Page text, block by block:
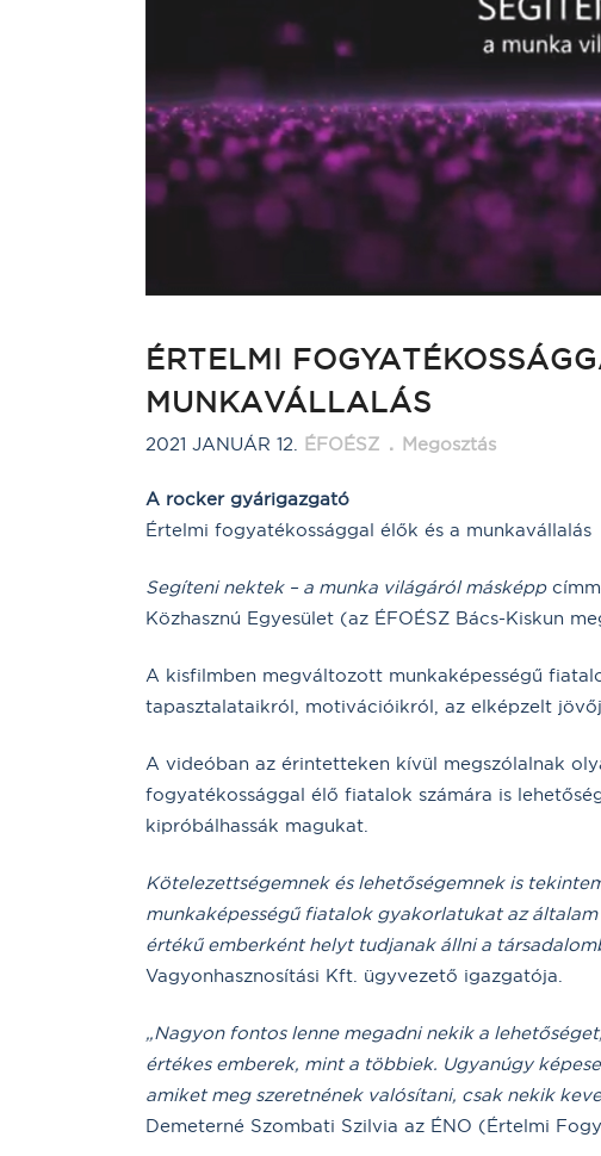
ÉRTELMI
MUNKAVÁLLALÁS
2021 JANUÁR 12. ÉFOÉSZ Megosztás
A rocker gyárigazgató
Értelmi fogyatékossággal élők és a munkavállalás
Segíteni nektek – a munka világáról másképp
Közhasznú Egyesület (az ÉFOÉSZ Bács-Kiskun
A kisfilmben megváltozott munkaképességű
tapasztalataikról, motivációikról, az elképzelt
A videóban az érintetteken kívül megszólalnak
fogyatékossággal élő fiatalok számára is
kipróbálhassák magukat.
Kötelezettségemnek és lehetőségemnek is
munkaképességű fiatalok gyakorlatukat az
értékű emberként helyt tudjanak állni a
Vagyonhasznosítási Kft. ügyvezető igazgatója.
„Nagyon fontos lenne megadni nekik a
értékes emberek, mint a többiek. Ugyanúgy
amiket meg szeretnének valósítani, csak nekik
Demeterné Szombati Szilvia az ÉNO (Értelmi